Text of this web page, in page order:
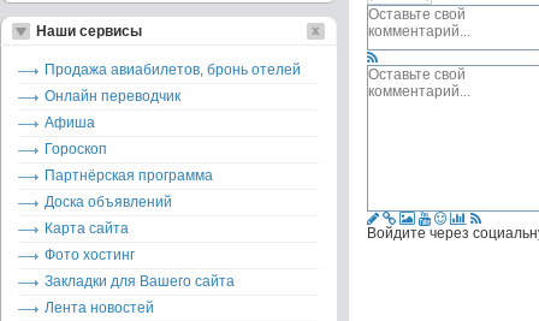
Войдите через
Наши сервисы
Продажа авиабилетов, бронь отелей
Онлайн переводчик
Афиша
Гороскоп
Партнёрская программа
Доска объявлений
Карта сайта
Фото хостинг
Закладки для Вашего сайта
Лента новостей